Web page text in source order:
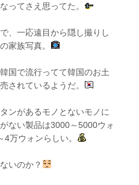
ってさえ思ってた。
、一応遠目から隠し撮りし
家族写真。
国で流行ってて韓国のお土
されているようだ。
ンがあるモノとないモノに
ない製品は3000～5000ウォ
万ウォンらしい。
いのか？